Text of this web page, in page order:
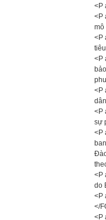
<P
<P
mô
<P
<P
<P
<P
sự
<P
<P
do
<P
</
<P